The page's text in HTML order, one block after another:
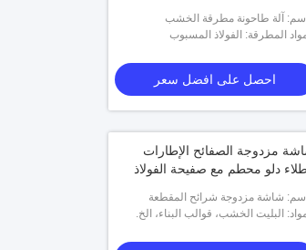
آلة طاحونة مطرقة الخشب
المطرقة: الفولاذ المسبوب
احصل على افضل سعر
مزدوجة الصفائح الإطارات
دلو محطم مع صفيحة الفولاذ
شاشة مزدوجة شرائح المقطعة
البليت الخشب، قوالب البناء، الخ.